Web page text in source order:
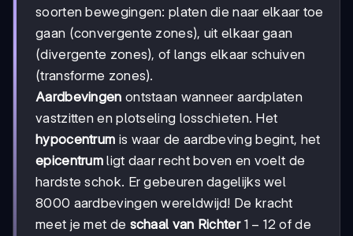
soorten bewegingen: platen die naar elkaar toe
gaan (convergente zones), uit elkaar gaan
(divergente zones), of langs elkaar schuiven
(transforme zones).
Aardbevingen ontstaan wanneer aardplaten
vastzitten en plotseling losschieten. Het
hypocentrum is waar de aardbeving begint, het
epicentrum ligt daar recht boven en voelt de
hardste schok. Er gebeuren dagelijks wel
8000 aardbevingen wereldwijd! De kracht
meet je met de schaal van Richter 1-
1 − 12 of de